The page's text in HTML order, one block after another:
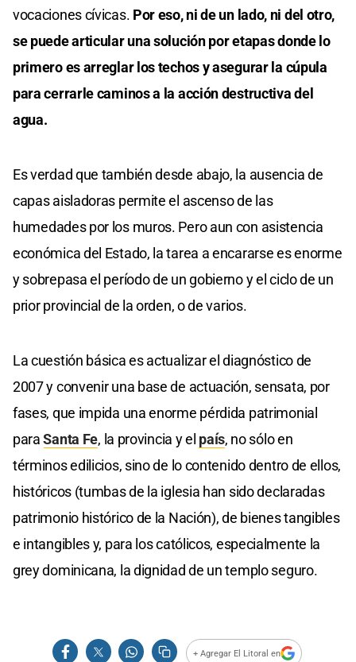
vocaciones cívicas. Por eso, ni de un lado, ni del otro,
se puede articular una solución por etapas donde lo
primero es arreglar los techos y asegurar la cúpula
para cerrarle caminos a la acción destructiva del
agua.
Es verdad que también desde abajo, la ausencia de
capas aisladoras permite el ascenso de las
humedades por los muros. Pero aun con asistencia
económica del Estado, la tarea a encararse es enorme
y sobrepasa el período de un gobierno y el ciclo de un
prior provincial de la orden, o de varios.
La cuestión básica es actualizar el diagnóstico de
2007 y convenir una base de actuación, sensata, por
fases, que impida una enorme pérdida patrimonial
paraSanta Fe, la provincia y el país, no sólo en
términos edilicios, sino de lo contenido dentro de ellos,
históricos (tumbas de la iglesia han sido declaradas
patrimonio histórico de la Nación), de bienes tangibles
e intangibles y, para los católicos, especialmente la
grey dominicana, la dignidad de un templo seguro.
+ Agregar El Litoral en